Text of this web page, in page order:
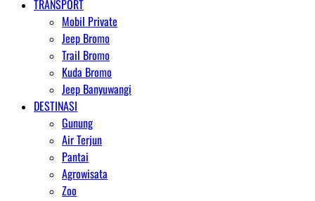
TRANSPORT
Mobil Private
Jeep Bromo
Trail Bromo
Kuda Bromo
Jeep Banyuwangi
DESTINASI
Gunung
Air Terjun
Pantai
Agrowisata
Zoo